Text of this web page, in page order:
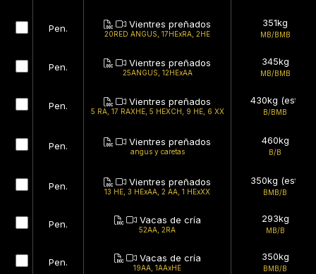
Pen. Vientres preñados
20RED ANGUS, 17HExRA, 2HE
351kg
MB/BMB
Pen. Vientres preñados
25ANGUS, 12HExAA
345kg
MB/BMB
Pen. Vientres preñados
5 RA, 17 RAXHE, 5 HEXCH, 9 HE, 6 XX
430kg (est)
B/BMB
Pen. Vientres preñados
angus y caretas
460kg
B/B
Pen. Vientres preñados
13 HE, 3 HExAA, 2 AA, 1 HExXX
350kg (est)
BMB/B
Pen. Vacas de cría
52AA, 2RA
293kg
MB/B
Pen. Vacas de cría
19AA, 1AAxHE
350kg
BMB/B